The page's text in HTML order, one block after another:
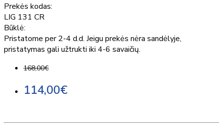
Prekės kodas:
LIG 131 CR
Būklė:
Pristatome per 2-4 d.d. Jeigu prekės nėra sandėlyje,
pristatymas gali užtrukti iki 4-6 savaičių.
168,00€
114,00€